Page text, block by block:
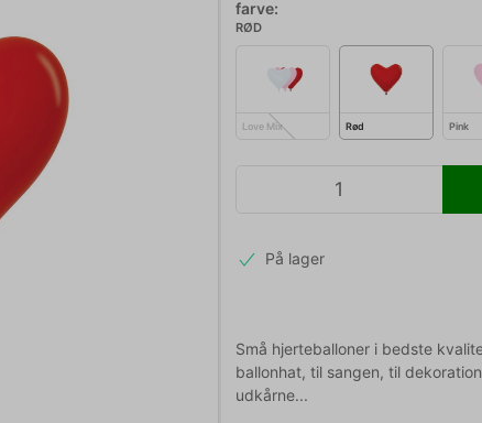
farve:
RØD
Love Mix Rød Pink
På lager
Små hjerteballoner i bedste
ballonhat, til sangen, til
udkårne...